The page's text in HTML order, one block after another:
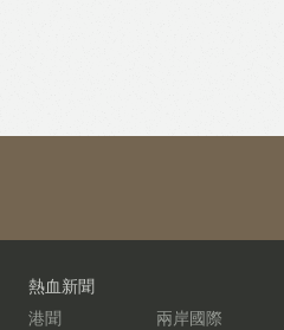
熱血新聞
港聞
兩岸國際